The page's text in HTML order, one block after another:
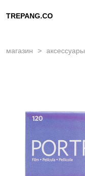
TREPANG.CO
магазин > аксессуары